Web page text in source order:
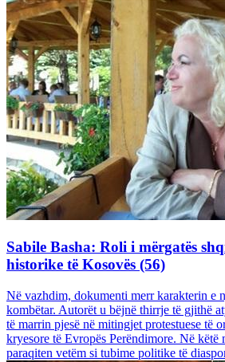
Sabile Basha: Roli i mërgatës
historike të Kosovës (56)
Në vazhdim, dokumenti merr karakterin e
kombëtar. Autorët u bëjnë thirrje të gjithë
të marrin pjesë në mitingjet protestuese të
kryesore të Evropës Perëndimore. Në këtë
paraqiten vetëm si tubime politike të